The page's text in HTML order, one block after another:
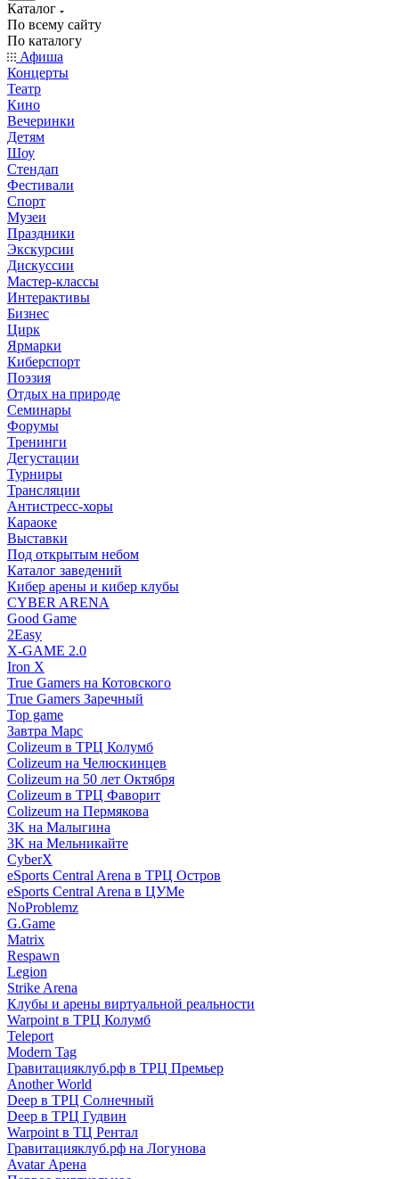
Каталог
По всему сайту
По каталогу
Афиша
Концерты
Театр
Кино
Вечеринки
Детям
Шоу
Стендап
Фестивали
Спорт
Музеи
Праздники
Экскурсии
Дискуссии
Мастер-классы
Интерактивы
Бизнес
Цирк
Ярмарки
Киберспорт
Поэзия
Отдых на природе
Семинары
Форумы
Тренинги
Дегустации
Турниры
Трансляции
Антистресс-хоры
Караоке
Выставки
Под открытым небом
Каталог заведений
Кибер арены и кибер клубы
CYBER ARENA
Good Game
2Easy
X-GAME 2.0
Iron X
True Gamers на Котовского
True Gamers Заречный
Top game
Завтра Марс
Colizeum в ТРЦ Колумб
Colizeum на Челюскинцев
Colizeum на 50 лет Октября
Colizeum в ТРЦ Фаворит
Colizeum на Пермякова
3K на Малыгина
3K на Мельникайте
CyberX
eSports Central Arena в ТРЦ Остров
eSports Central Arena в ЦУМе
NoProblemz
G.Game
Matrix
Respawn
Legion
Strike Arena
Клубы и арены виртуальной реальности
Warpoint в ТРЦ Колумб
Teleport
Modern Tag
Гравитацияклуб.рф в ТРЦ Премьер
Another World
Deep в ТРЦ Солнечный
Deep в ТРЦ Гудвин
Warpoint в ТЦ Рентал
Гравитацияклуб.рф на Логунова
Avatar Арена